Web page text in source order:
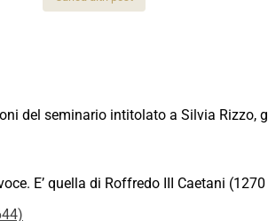
del seminario intitolato a Silvia Rizzo,
E’ quella di Roffredo III Caetani (1270